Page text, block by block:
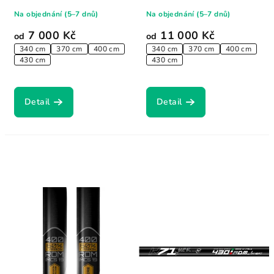
od 7 000 Kč
340 cm 370 cm
400 cm
430 cm
Na objednání (5–7 dnů)
Detail
od 11 000 Kč
340 cm 370 cm
400 cm
430 cm
Na objednání (5–7 dnů)
Detail